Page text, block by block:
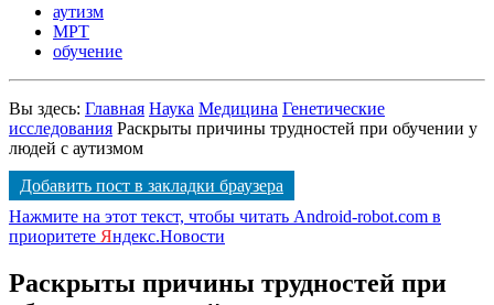
аутизм
МРТ
обучение
Вы здесь: Главная Наука Медицина Генетические
исследования Раскрыты причины трудностей при обучении у
людей с аутизмом
Добавить пост в закладки браузера
Нажмите на этот текст, чтобы читать Android-robot.com в
приоритете Яндекс.Новости
Раскрыты причины трудностей при